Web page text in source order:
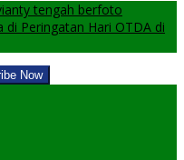
tengah berfoto
di Peringatan Hari OTDA di